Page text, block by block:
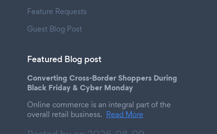
Feature Requests
Guest Blog Post
Featured Blog post
Converting Cross-Border Shoppers During
Black Friday & Cyber Monday
Online commerce is an integral part of the
overall retail business. Read More